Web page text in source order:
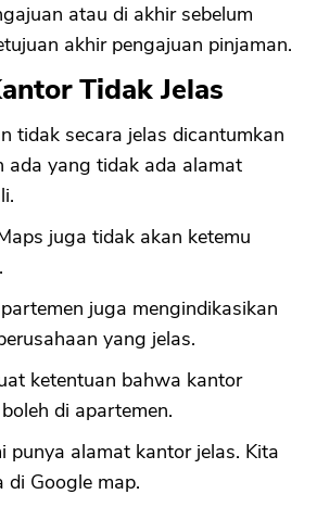
atau di akhir sebelum
akhir pengajuan pinjaman.
Tidak Jelas
tidak secara jelas dicantumkan
ada yang tidak ada alamat
juga tidak akan ketemu
juga mengindikasikan
yang jelas.
ketentuan bahwa kantor
di apartemen.
punya alamat kantor jelas. Kita
di Google map.